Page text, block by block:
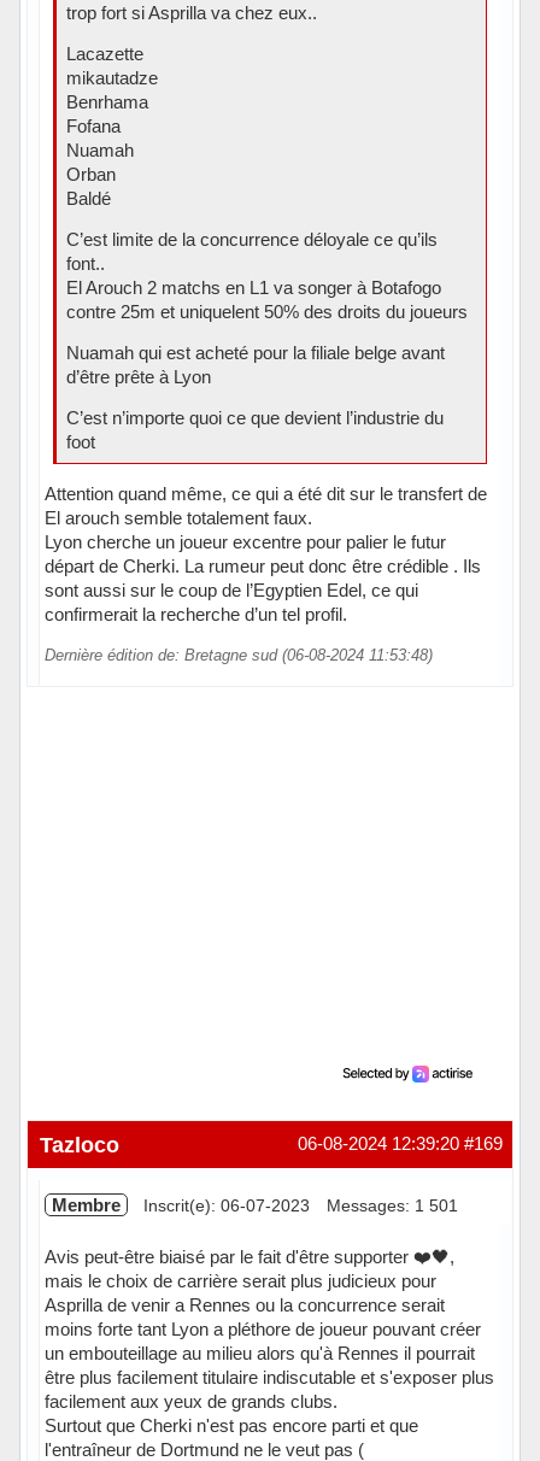
trop fort si Asprilla va chez eux..
Lacazette
mikautadze
Benrhama
Fofana
Nuamah
Orban
Baldé
C’est limite de la concurrence déloyale ce qu’ils
font..
El Arouch 2 matchs en L1 va songer à Botafogo
contre 25m et uniquelent 50% des droits du joueurs
Nuamah qui est acheté pour la filiale belge avant
d’être prête à Lyon
C’est n’importe quoi ce que devient l’industrie du
foot
Attention quand même, ce qui a été dit sur le transfert de
El arouch semble totalement faux.
Lyon cherche un joueur excentre pour palier le futur
départ de Cherki. La rumeur peut donc être crédible . Ils
sont aussi sur le coup de l’Egyptien Edel, ce qui
confirmerait la recherche d’un tel profil.
Dernière édition de: Bretagne sud (06-08-2024 11:53:48)
#169
06-08-2024 12:39:20
Tazloco
Membre Inscrit(e): 06-07-2023 Messages: 1 501
Avis peut-être biaisé par le fait d'être supporter ❤️🖤,
mais le choix de carrière serait plus judicieux pour
Asprilla de venir a Rennes ou la concurrence serait
moins forte tant Lyon a pléthore de joueur pouvant créer
un embouteillage au milieu alors qu'à Rennes il pourrait
être plus facilement titulaire indiscutable et s'exposer plus
facilement aux yeux de grands clubs.
Surtout que Cherki n'est pas encore parti et que
l'entraîneur de Dortmund ne le veut pas (